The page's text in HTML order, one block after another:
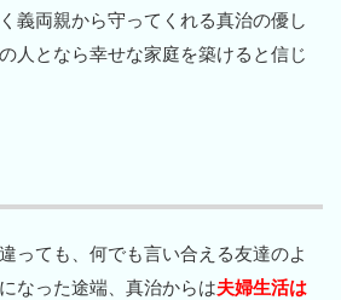
義両親から守ってくれる真治の優し
人となら幸せな家庭を築けると信じ
っても、何でも言い合える友達のよ
なった途端、真治からは夫婦生活は